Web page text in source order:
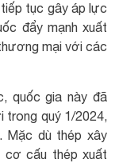
tục gây áp lực
đẩy mạnh xuất
mại với các
quốc gia này đã
trong quý 1/2024,
Mặc dù thép xây
cơ cấu thép xuất